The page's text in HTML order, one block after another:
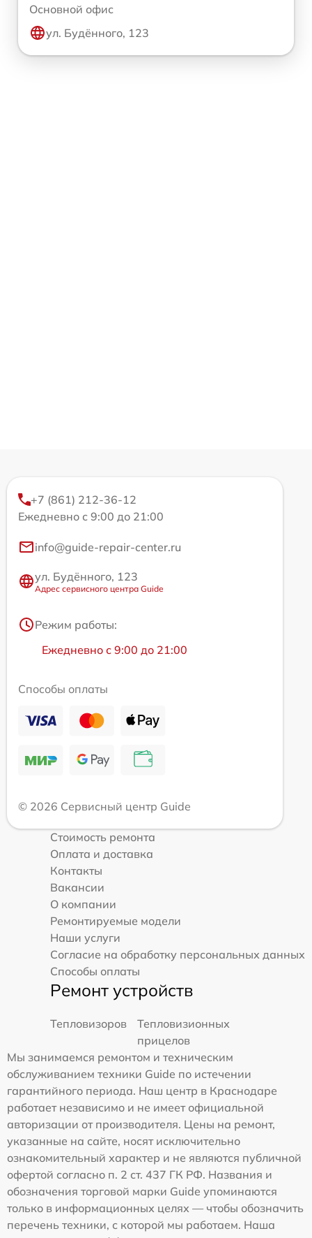
Основной офис
ул. Будённого, 123
+7 (861) 212-36-12
Ежедневно с 9:00 до 21:00
info@guide-repair-center.ru
ул. Будённого, 123
Адрес сервисного центра Guide
Режим работы:
Ежедневно с 9:00 до 21:00
Способы оплаты
© 2026 Сервисный центр Guide
Стоимость ремонта
Оплата и доставка
Контакты
Вакансии
О компании
Ремонтируемые модели
Наши услуги
Согласие на обработку персональных данных
Способы оплаты
Ремонт устройств
Тепловизоров
Тепловизионных
прицелов
Мы занимаемся ремонтом и техническим
обслуживанием техники Guide по истечении
гарантийного периода. Наш центр в Краснодаре
работает независимо и не имеет официальной
авторизации от производителя. Цены на ремонт,
указанные на сайте, носят исключительно
ознакомительный характер и не являются публичной
офертой согласно п. 2 ст. 437 ГК РФ. Названия и
обозначения торговой марки Guide упоминаются
только в информационных целях — чтобы обозначить
перечень техники, с которой мы работаем. Наша